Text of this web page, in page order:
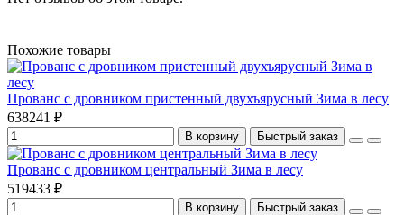
Похожие товары
Прованс с дровником пристенный двухъярусный Зима в лесу
638241 ₽
В корзину Быстрый заказ
Прованс с дровником центральный Зима в лесу
519433 ₽
В корзину Быстрый заказ